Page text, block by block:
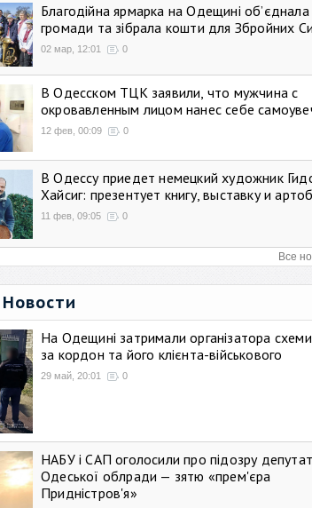
Благодійна ярмарка на Одещині об’єднала
громади та зібрала кошти для Збройних
02 мар, 12:01 0
В Одесском ТЦК заявили, что мужчина с
окровавленным лицом нанес себе
12 фев, 00:09 0
В Одессу приедет немецкий художник
Хайсиг: презентует книгу, выставку и
11 фев, 09:05 0
Все
На Одещині затримали організатора схеми
за кордон та його клієнта-військового
29 май, 20:01 0
НАБУ і САП оголосили про підозру
Одеської облради — зятю «прем'єра
Придністров'я»